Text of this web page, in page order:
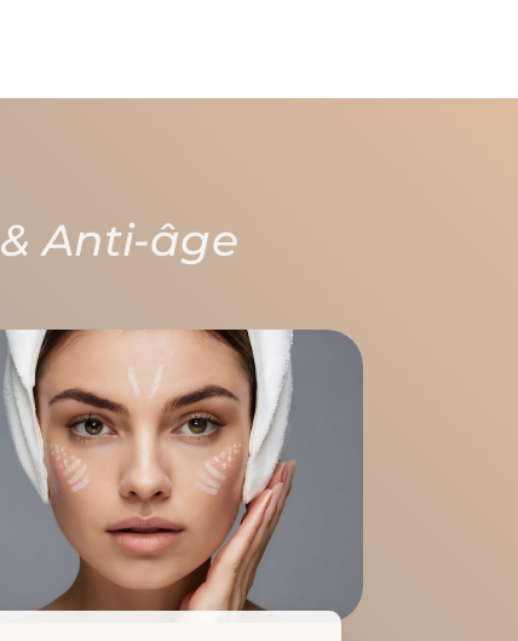
& Anti-âge